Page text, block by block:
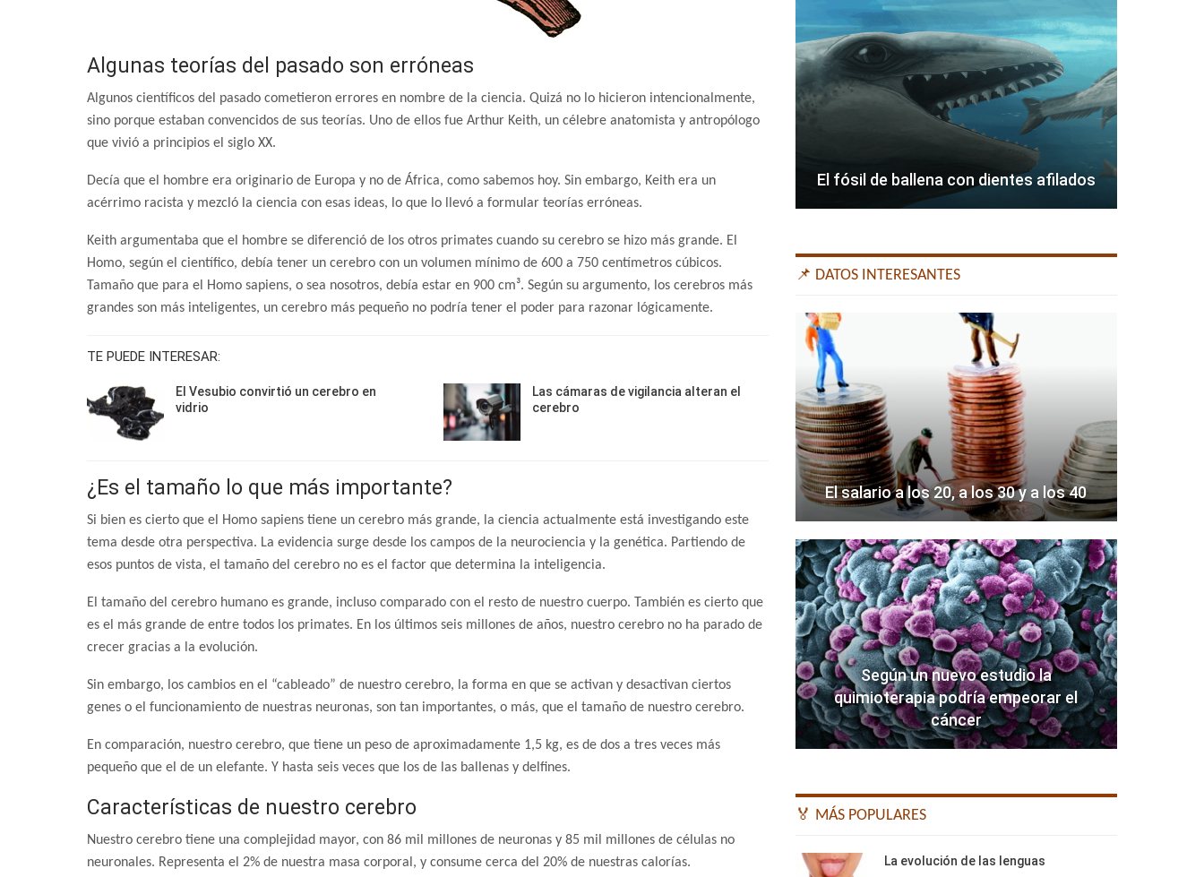
Algunas teorías del pasado son erróneas
Algunos científicos del pasado cometieron errores en nombre de la ciencia. Quizá no lo hicieron intencionalmente,
sino porque estaban convencidos de sus teorías. Uno de ellos fue Arthur Keith, un célebre anatomista y antropólogo
que vivió a principios el siglo XX.
Decía que el hombre era originario de Europa y no de África, como sabemos hoy. Sin embargo, Keith era un
acérrimo racista y mezcló la ciencia con esas ideas, lo que lo llevó a formular teorías erróneas.
Keith argumentaba que el hombre se diferenció de los otros primates cuando su cerebro se hizo más grande. El
Homo, según el científico, debía tener un cerebro con un volumen mínimo de 600 a 750 centímetros cúbicos.
Tamaño que para el Homo sapiens, o sea nosotros, debía estar en 900 cm³. Según su argumento, los cerebros más
grandes son más inteligentes, un cerebro más pequeño no podría tener el poder para razonar lógicamente.
TE PUEDE INTERESAR:
El Vesubio convirtió un cerebro en
vidrio
Las cámaras de vigilancia alteran el
cerebro
¿Es el tamaño lo que más importante?
Si bien es cierto que el Homo sapiens tiene un cerebro más grande, la ciencia actualmente está investigando este
tema desde otra perspectiva. La evidencia surge desde los campos de la neurociencia y la genética. Partiendo de
esos puntos de vista, el tamaño del cerebro no es el factor que determina la inteligencia.
El tamaño del cerebro humano es grande, incluso comparado con el resto de nuestro cuerpo. También es cierto que
es el más grande de entre todos los primates. En los últimos seis millones de años, nuestro cerebro no ha parado de
crecer gracias a la evolución.
Sin embargo, los cambios en el “cableado” de nuestro cerebro, la forma en que se activan y desactivan ciertos
genes o el funcionamiento de nuestras neuronas, son tan importantes, o más, que el tamaño de nuestro cerebro.
En comparación, nuestro cerebro, que tiene un peso de aproximadamente 1,5 kg, es de dos a tres veces más
pequeño que el de un elefante. Y hasta seis veces que los de las ballenas y delfines.
Características de nuestro cerebro
Nuestro cerebro tiene una complejidad mayor, con 86 mil millones de neuronas y 85 mil millones de células no
neuronales. Representa el 2% de nuestra masa corporal, y consume cerca del 20% de nuestras calorías.
El fósil de ballena con dientes afilados
📌 DATOS INTERESANTES
El salario a los 20, a los 30 y a los 40
Según un nuevo estudio la
quimioterapia podría empeorar el
cáncer
🏅 MÁS POPULARES
La evolución de las lenguas